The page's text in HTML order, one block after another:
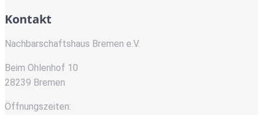
Kontakt
Nachbarschaftshaus Bremen e.V.
Beim Ohlenhof 10
28239 Bremen
Öffnungszeiten: